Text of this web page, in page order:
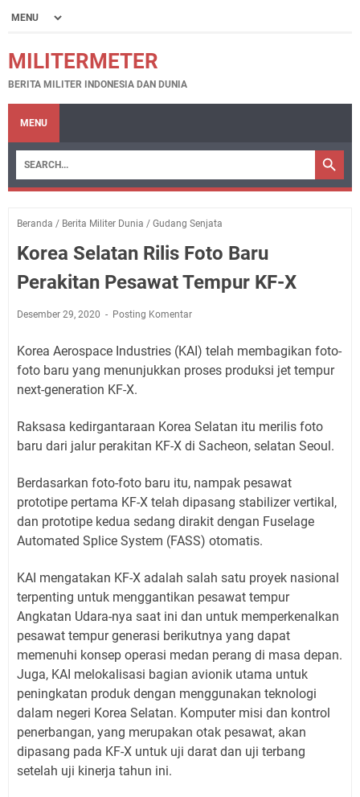
MILITERMETER
BERITA MILITER INDONESIA DAN DUNIA
MENU
Beranda / Berita Militer Dunia / Gudang Senjata
Korea Selatan Rilis Foto Baru
Perakitan Pesawat Tempur KF-X
Desember 29, 2020 Posting Komentar
Korea Aerospace Industries (KAI) telah membagikan foto-
foto baru yang menunjukkan proses produksi jet tempur
next-generation KF-X.
Raksasa kedirgantaraan Korea Selatan itu merilis foto
baru dari jalur perakitan KF-X di Sacheon, selatan Seoul.
Berdasarkan foto-foto baru itu, nampak pesawat
prototipe pertama KF-X telah dipasang stabilizer vertikal,
dan prototipe kedua sedang dirakit dengan Fuselage
Automated Splice System (FASS) otomatis.
KAI mengatakan KF-X adalah salah satu proyek nasional
terpenting untuk menggantikan pesawat tempur
Angkatan Udara-nya saat ini dan untuk memperkenalkan
pesawat tempur generasi berikutnya yang dapat
memenuhi konsep operasi medan perang di masa depan.
Juga, KAI melokalisasi bagian avionik utama untuk
peningkatan produk dengan menggunakan teknologi
dalam negeri Korea Selatan. Komputer misi dan kontrol
penerbangan, yang merupakan otak pesawat, akan
dipasang pada KF-X untuk uji darat dan uji terbang
setelah uji kinerja tahun ini.